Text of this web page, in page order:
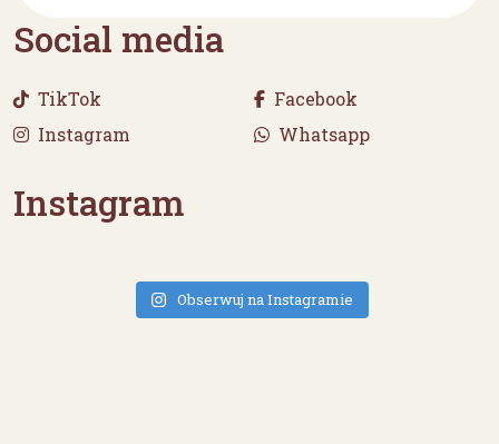
Social media
TikTok
Facebook
Instagram
Whatsapp
Instagram
Obserwuj na Instagramie